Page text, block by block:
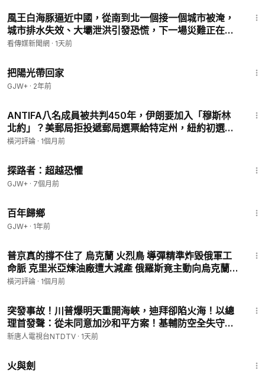
-------------------------
🔔本頻道每週一、三、五，美東時間晚6:30pm直播 （美西
15:30，北京7:30
-------------------------
🔵 加入電報Telegram：
dian
👉 聯繫我們：hengheguandian@gmail.com
神盾VPN：https://shendunvpn.net/
-------------------------------------------------
© All Rights Reserved.
風王白海豚逼近中國，從南到北一個接一個城市被淹，
城市排水失效、大壩泄洪引發恐慌，下一場災難正在逼
近
看傳媒新聞網 · 1天前
把陽光帶回家
GJW+ · 2年前
ANTIFA八名成員被共判450年，伊朗要加入「穆斯林
北約」？美郵局拒投遞郵局選票給特定州，紐約初選民
主黨溫和派重挫
橫河評論 · 1個月前
探路者：超越恐懼
GJW+ · 7個月前
百年歸鄉
GJW+ · 1年前
普京真的撐不住了 烏克蘭 火烈鳥 導彈精準炸毀俄軍工
命脈 克里米亞煉油廠遭大減產 俄羅斯竟主動向烏克蘭求
和 路在何方 橫河評論 2026 07 01
橫河評論 · 1個月前
突發事故！川普爆明天重開海峽，迪拜卻陷火海！以總
理首發聲：從未同意加沙和平方案！基輔防空全失守，
朝鮮導彈部隊秘密入俄！美再爆川普險情案！中共半夜
唐人
新唐人電視台NTDTV · 1天前
火與劍